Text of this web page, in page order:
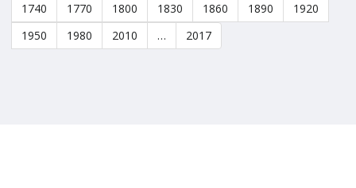
1740
1770 1800 1830 1860 1890
1920
1950
1980 2010 … 2017